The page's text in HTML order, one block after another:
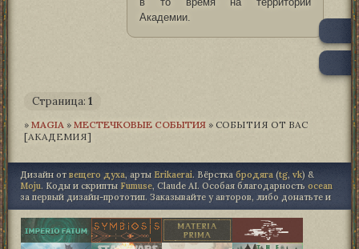
Академии.
Страница: 1
» MAGIA­ » МЕСТЕЧКОВЫЕ СОБЫТИЯ » СОБЫТИЯ ОТ ВАС
[АКАДЕМИЯ]
Дизайн от вещего духа, арты Erikaerai. Вёрстка бродяга (tg, vk) &
Moju. Коды и скрипты Fumuse, Claude AI. Особая благодарность ocean
за первый дизайн-прототип. Заказывайте у авторов, либо донатьте и
"не точь в точь", либо не трогайте.